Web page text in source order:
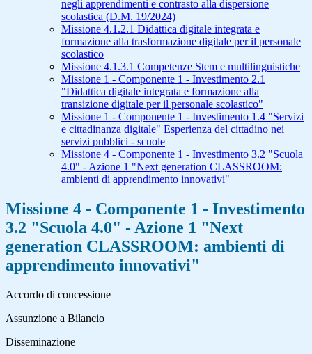
negli apprendimenti e contrasto alla dispersione
scolastica (D.M. 19/2024)
Missione 4.1.2.1 Didattica digitale integrata e
formazione alla trasformazione digitale per il personale
scolastico
Missione 4.1.3.1 Competenze Stem e multilinguistiche
Missione 1 - Componente 1 - Investimento 2.1
"Didattica digitale integrata e formazione alla
transizione digitale per il personale scolastico"
Missione 1 - Componente 1 - Investimento 1.4 "Servizi
e cittadinanza digitale" Esperienza del cittadino nei
servizi pubblici - scuole
Missione 4 - Componente 1 - Investimento 3.2 "Scuola
4.0" - Azione 1 "Next generation CLASSROOM:
ambienti di apprendimento innovativi"
Missione 4 - Componente 1 - Investimento
3.2 "Scuola 4.0" - Azione 1 "Next
generation CLASSROOM: ambienti di
apprendimento innovativi"
Accordo di concessione
Assunzione a Bilancio
Disseminazione